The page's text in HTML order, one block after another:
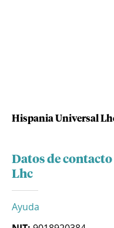
Hispania Universal
Datos de
Lhc
Ayuda